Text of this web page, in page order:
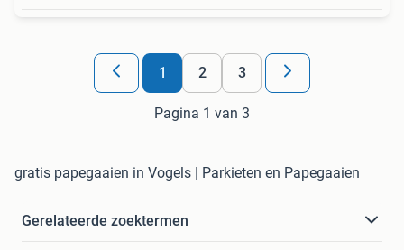
1 2 3
Pagina 1 van 3
gratis papegaaien in Vogels | Parkieten en Papegaaien
Gerelateerde zoektermen